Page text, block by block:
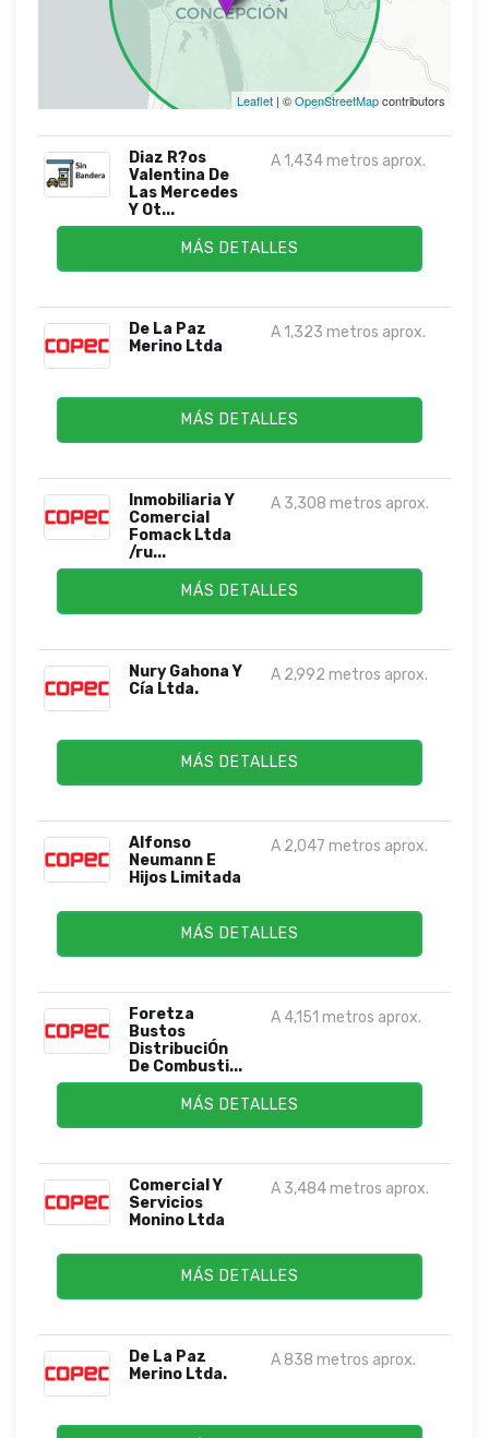
Leaflet | ©OpenStreetMapcontributors
Diaz R?os
Valentina De
Las Mercedes
Y Ot...
A 1,434 metros aprox.
MÁS DETALLES
De La Paz
Merino Ltda
A 1,323 metros aprox.
MÁS DETALLES
Inmobiliaria Y
Comercial
Fomack Ltda
/ru...
A 3,308 metros aprox.
MÁS DETALLES
Nury Gahona Y
Cía Ltda.
A 2,992 metros aprox.
MÁS DETALLES
Alfonso
Neumann E
Hijos Limitada
A 2,047 metros aprox.
MÁS DETALLES
Foretza
Bustos
DistribuciÓn
De Combusti...
A 4,151 metros aprox.
MÁS DETALLES
Comercial Y
Servicios
Monino Ltda
A 3,484 metros aprox.
MÁS DETALLES
De La Paz
Merino Ltda.
A 838 metros aprox.